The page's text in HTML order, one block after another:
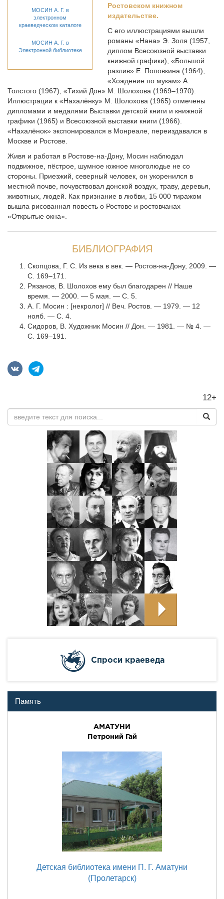
МОСИН А. Г. в
электронном
краеведческом каталоге
МОСИН А. Г. в
Электронной библиотеке
Ростовском книжном
издательстве.
С его иллюстрациями вышли
романы «Нана» Э. Золя (1957,
диплом Всесоюзной выставки
книжной графики), «Большой
разлив» Е. Поповкина (1964),
«Хождение по мукам» А.
Толстого (1967), «Тихий Дон» М. Шолохова (1969–1970).
Иллюстрации к «Нахалёнку» М. Шолохова (1965) отмечены
дипломами и медалями Выставки детской книги и книжной
графики (1965) и Всесоюзной выставки книги (1966).
«Нахалёнок» экспонировался в Монреале, переиздавался в
Москве и Ростове.
Живя и работая в Ростове-на-Дону, Мосин наблюдал
подвижное, пёстрое, шумное южное многолюдье не со
стороны. Приезжий, северный человек, он укоренился в
местной почве, почувствовал донской воздух, траву, деревья,
животных, людей. Как признание в любви, 15 000 тиражом
вышла рисованная повесть о Ростове и ростовчанах
«Открытые окна».
БИБЛИОГРАФИЯ
Скопцова, Г. С. Из века в век. — Ростов-на-Дону, 2009. —
С. 169–171.
Рязанов, В. Шолохов ему был благодарен // Наше
время. — 2000. — 5 мая. — С. 5.
А. Г. Мосин : [некролог] // Веч. Ростов. — 1979. — 12
нояб. — С. 4.
Сидоров, В. Художник Мосин // Дон. — 1981. — № 4. —
С. 169–191.
12+
Cпроси краеведа
Память
АМАТУНИ
Петроний Гай
Детская библиотека имени П. Г. Аматуни
(Пролетарск)